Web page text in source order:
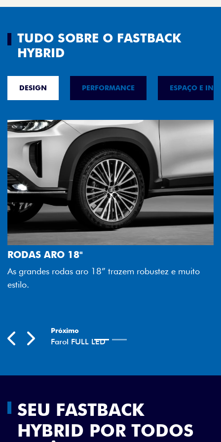
TUDO SOBRE O FASTBACK
HYBRID
DESIGN PERFORMANCE ESPAÇO E
robustez e muito
FAROL FULL LED
Tecnologia dos faróis totalmente
economia para você.
SEU FASTBACK
HYBRID POR TODOS